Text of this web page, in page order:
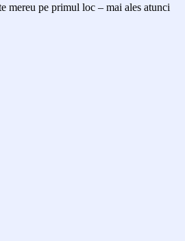
mereu pe primul loc – mai ales atunci